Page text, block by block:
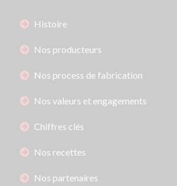
Histoire
Nos producteurs
Nos process de fabrication
Nos valeurs et engagements
Chiffres clés
Nos recettes
Nos partenaires